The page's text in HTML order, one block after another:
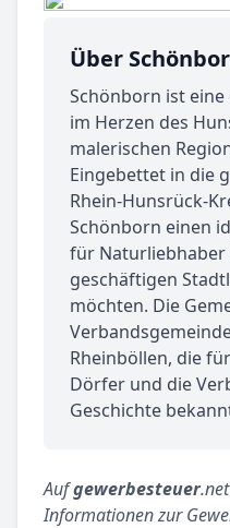
Über
Schönborn ist
im Herzen des
malerischen
Eingebettet in die
Rhein-Hunsrück-
Schönborn einen
für Naturliebhaber
geschäftigen
möchten. Die
Rheinböllen, die
Dörfer und die
Geschichte
Aufgewerbesteuer
Informationen zur